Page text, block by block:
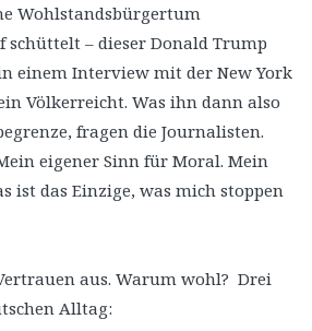
Wohlstandsbürgertum
schüttelt – dieser Donald Trump
einem Interview mit der New York
Völkerreicht. Was ihn dann also
fragen die Journalisten.
eigener Sinn für Moral. Mein
ist das Einzige, was mich stoppen
aus. Warum wohl? Drei
Alltag: